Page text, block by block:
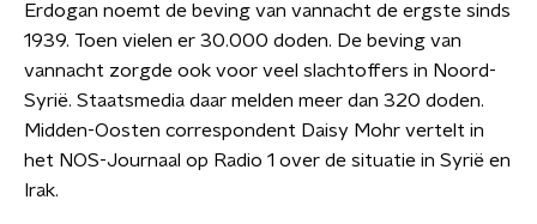
Erdogan noemt de beving van vannacht de ergste sinds
1939. Toen vielen er 30.000 doden. De beving van
vannacht zorgde ook voor veel slachtoffers in Noord-
Syrië. Staatsmedia daar melden meer dan 320 doden.
Midden-Oosten correspondent Daisy Mohr vertelt in
het NOS-Journaal op Radio 1 over de situatie in Syrië en
Irak.